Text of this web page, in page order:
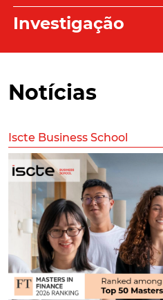
Investigação
Notícias
Iscte Business School